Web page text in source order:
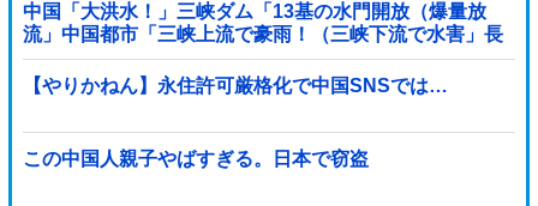
中国「大洪水！」三峡ダム「13基の水門開放（爆量放
流」中国都市「三峡上流で豪雨！（三峡下流で水害」長
江と黄河「同時氾濫危機」台風13号「中国本土...
【やりかねん】永住許可厳格化で中国SNSでは…
この中国人親子やばすぎる。日本で窃盗